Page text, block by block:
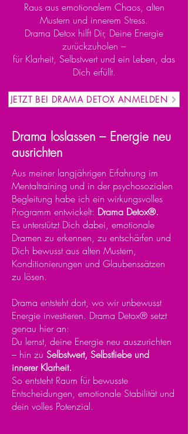
Raus aus emotionalem Chaos, alten
Mustern und innerem Stress.
Drama Detox hilft Dir, Deine Energie
zurückzuholen –
für Klarheit, Selbstwert und ein Leben, das
Dich erfüllt.
JETZT BEI DRAMA DETOX ANMELDEN
Drama loslassen – Energie neu
ausrichten
Aus meiner langjährigen Erfahrung im
Mentaltraining und in der psychosozialen
Begleitung habe ich ein wirkungsvolles
Programm entwickelt: Drama Detox®.
Es unterstützt Dich dabei, emotionale
Dramen zu erkennen, zu entschärfen und
Dich bewusst aus alten Mustern,
Konditionierungen und Glaubenssätzen
zu lösen.
Drama entsteht dort, wo wir unbewusst
Energie investieren. Drama Detox® setzt
genau hier an:
Du lernst, deine Energie neu auszurichten
– hin zu Selbstwert, Selbstliebe und
innerer Klarheit.
So entsteht Raum für bewusste
Entscheidungen, emotionale Stabilität und
dein volles Potenzial.